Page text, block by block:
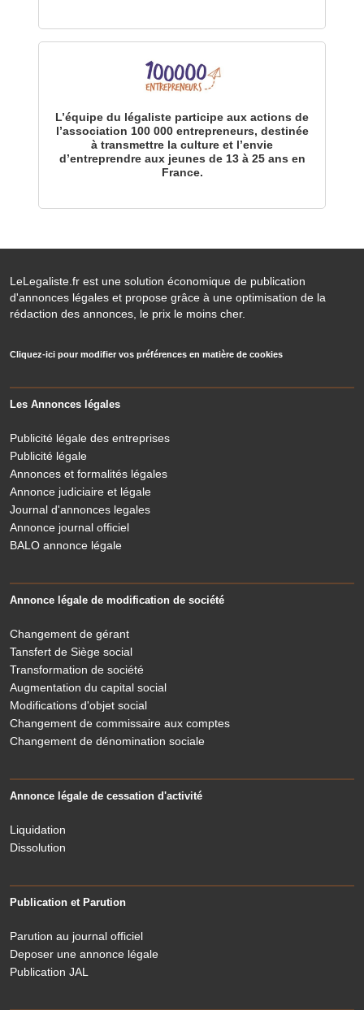
L’équipe du légaliste participe aux actions de
l’association 100 000 entrepreneurs, destinée
à transmettre la culture et l’envie
d’entreprendre aux jeunes de 13 à 25 ans en
France.
LeLegaliste.fr est une solution économique de publication
d'annonces légales et propose grâce à une optimisation de la
rédaction des annonces, le prix le moins cher.
Cliquez-ici pour modifier vos préférences en matière de cookies
Les Annonces légales
Publicité légale des entreprises
Publicité légale
Annonces et formalités légales
Annonce judiciaire et légale
Journal d'annonces legales
Annonce journal officiel
BALO annonce légale
Annonce légale de modification de société
Changement de gérant
Tansfert de Siège social
Transformation de société
Augmentation du capital social
Modifications d'objet social
Changement de commissaire aux comptes
Changement de dénomination sociale
Annonce légale de cessation d'activité
Liquidation
Dissolution
Publication et Parution
Parution au journal officiel
Deposer une annonce légale
Publication JAL